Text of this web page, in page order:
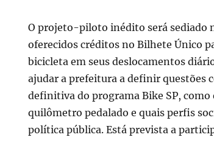
O projeto-piloto inédito será sediado
oferecidos créditos no Bilhete Único
bicicleta em seus deslocamentos
ajudar a prefeitura a definir questões
definitiva do programa Bike SP, como
quilômetro pedalado e quais perfis
política pública. Está prevista a